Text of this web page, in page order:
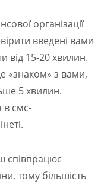
організації
введені вами
від 15-20 хвилин.
«знаком» з вами,
5 хвилин.
в смс-
співпрацює
тому більшість